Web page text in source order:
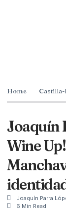
Home Castilla-
Joaquín
Wine
Joaquín Parra
6 Min Read